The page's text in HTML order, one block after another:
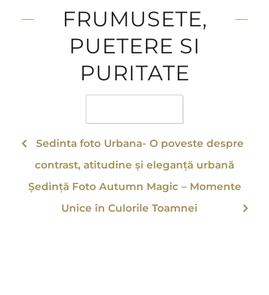
FRUMUSETE,
PUETERE SI
PURITATE
Sedinta foto Urbana- O poveste despre
contrast, atitudine și eleganță urbană
Ședință Foto Autumn Magic – Momente
Unice în Culorile Toamnei